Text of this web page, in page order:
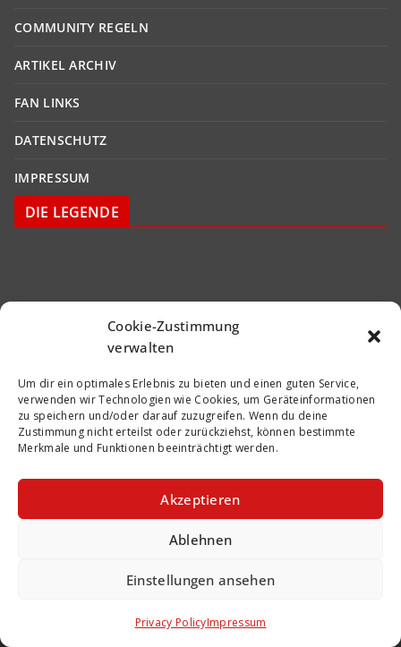
Cookie-Zustimmung
verwalten
Um dir ein optimales Erlebnis zu bieten und einen guten Service,
verwenden wir Technologien wie Cookies, um Geräteinformationen
zu speichern und/oder darauf zuzugreifen. Wenn du deine
Zustimmung nicht erteilst oder zurückziehst, können bestimmte
Merkmale und Funktionen beeinträchtigt werden.
Akzeptieren
Ablehnen
Einstellungen ansehen
Privacy PolicyImpressum
COMMUNITY REGELN
ARTIKEL ARCHIV
FAN LINKS
DATENSCHUTZ
IMPRESSUM
DIE LEGENDE